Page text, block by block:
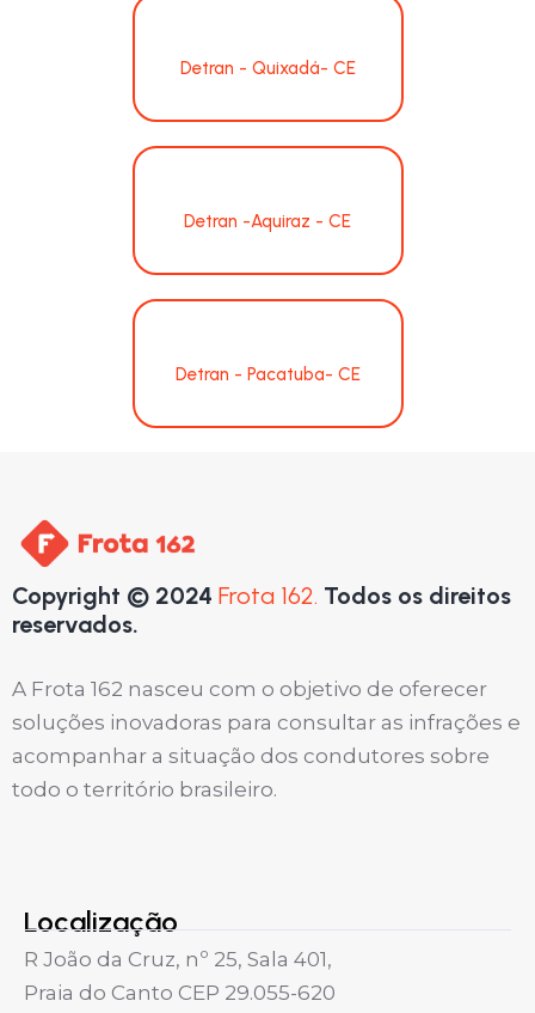
Detran - Quixadá- CE
Detran -Aquiraz - CE
Detran - Pacatuba- CE
Copyright © 2024 Frota 162. Todos os direitos
reservados.
A Frota 162 nasceu com o objetivo de oferecer
soluções inovadoras para consultar as infrações e
acompanhar a situação dos condutores sobre
todo o território brasileiro.
Localização
R João da Cruz, nº 25, Sala 401,
Praia do Canto CEP 29.055-620